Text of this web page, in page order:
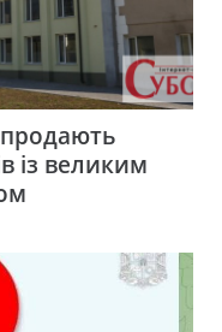
продають
із великим